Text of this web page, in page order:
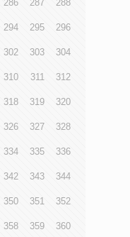
286 287 288
294 295 296
302 303 304
310 311 312
318 319 320
326 327 328
334 335 336
342 343 344
350 351 352
358 359 360